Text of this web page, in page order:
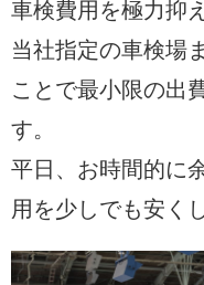
車検費用を極力抑
当社指定の車検場
ことで最小限の出
す。
平日、お時間的に
用を少しでも安く